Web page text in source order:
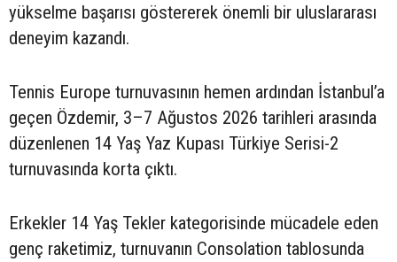
yükselme başarısı göstererek önemli bir uluslararası
deneyim kazandı.
Tennis Europe turnuvasının hemen ardından İstanbul’a
geçen Özdemir, 3–7 Ağustos 2026 tarihleri arasında
düzenlenen 14 Yaş Yaz Kupası Türkiye Serisi-2
turnuvasında korta çıktı.
Erkekler 14 Yaş Tekler kategorisinde mücadele eden
genç raketimiz, turnuvanın Consolation tablosunda